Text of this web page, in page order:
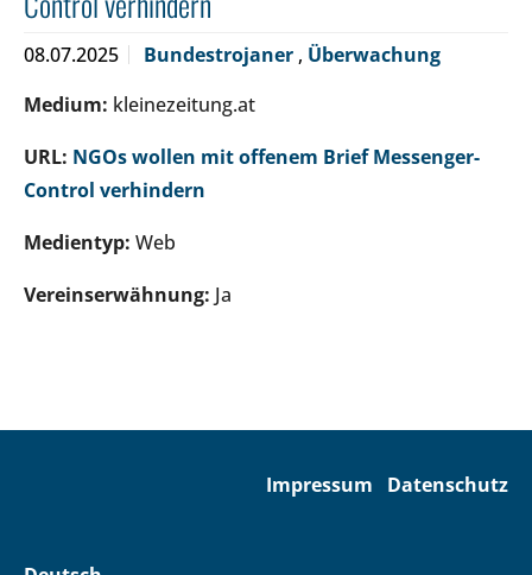
08.07.2025 Bundestrojaner , Überwachung
Medium: kleinezeitung.at
URL: NGOs wollen mit offenem Brief Messenger-
Control verhindern
Medientyp: Web
Vereinserwähnung: Ja
Impressum Datenschutz